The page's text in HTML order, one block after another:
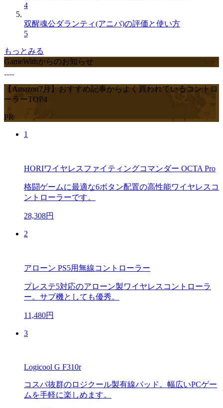
4
双醒魂公ダランティ(アニバ)の評価と使い方
5
もっとみる
GameWithからのお知らせ
【Amazon7月】おすすめ記事からよく買われているコントロ
ーラーTOP4
PR
1
HORIワイヤレスファイティングコマンダー OCTA Pro
格闘ゲームに最適な6ボタン配置の高性能ワイヤレスコ
ントローラーです。
28,308円
2
アローン PS5用無線コントローラー
プレステ5対応のアローン製ワイヤレスコントローラ
ー。サブ機としても優秀。
11,480円
3
Logicool G F310r
コスパ抜群のロジクール製有線パッド。幅広いPCゲー
ムを手軽に楽しめます。